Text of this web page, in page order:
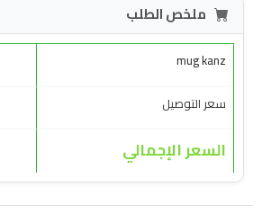
ملخص الطلب
mug kanz
سعر التوصيل
السعر الإجمالي